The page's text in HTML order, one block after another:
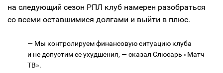
на следующий сезон РПЛ клуб намерен разобраться
со всеми оставшимися долгами и выйти в плюс.
— Мы контролируем финансовую ситуацию клуба
и не допустим ее ухудшения, — сказал Слюсарь «Матч
ТВ».